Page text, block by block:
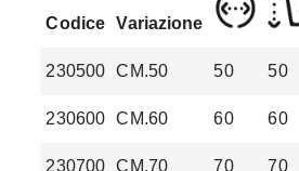
Codice Variazione
230500 CM.50 50 50
230600 CM.60 60 60
230700 CM.70 70 70